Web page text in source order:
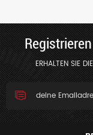
ERHALTEN SIE